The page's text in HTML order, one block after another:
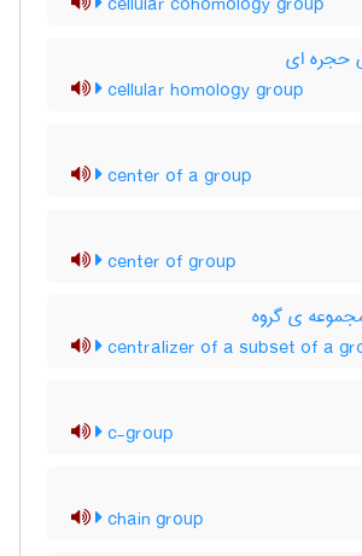
حجره ای
cellular homology group
center of a group
center of group
ی گروه
centralizer of a subset of a
c-group
chain group